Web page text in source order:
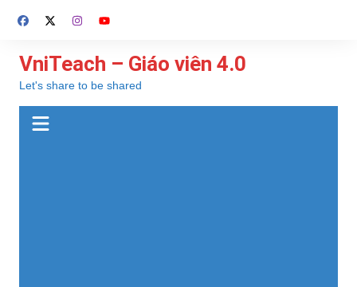
đến
dung
VniTeach – Giáo viên 4.0
Let's share to be shared